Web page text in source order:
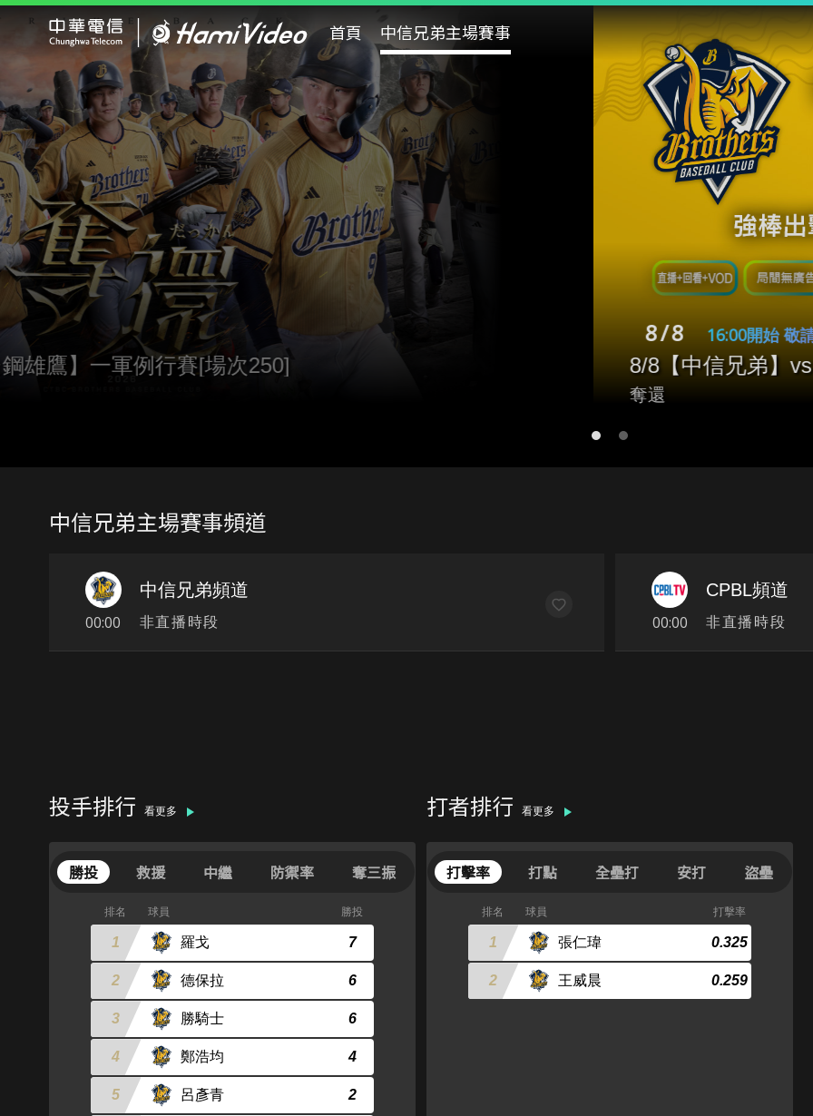
首頁 中信兄弟主場賽事
16:00開始 敬請期待
8/8【中信兄弟】vs【台鋼雄鷹】一軍例行賽[場次250]
中信兄弟主場賽事頻道
00:00
中信兄弟頻道
非直播時段 00:00
CPBL頻道
非直播時段
投手排行 看更多
勝投 救援 中繼 防禦率 奪三振
排名 球員 勝投
1 羅戈 7
2 德保拉 6
3 勝騎士 6
4 鄭浩均 4
5 呂彥青 2
打者排行 看更多
打擊率 打點 全壘打 安打 盜壘
排名 球員 打擊率
1 張仁瑋 0.325
2 王威晨 0.259